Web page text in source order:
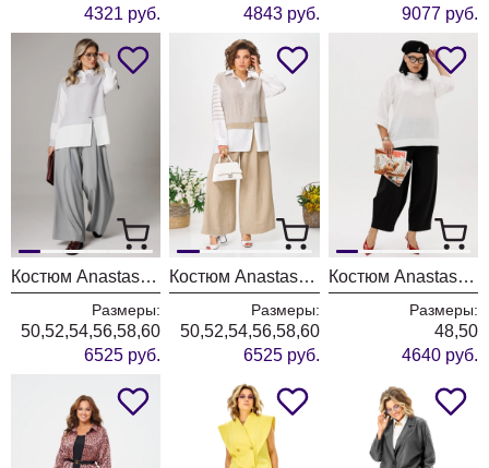
4321 руб.
4843 руб.
9077 руб.
Костюм Anastasia 1242-1 французский серый
Размеры:
50,52,54,56,58,60
6525 руб.
Костюм Anastasia 1242-1 молочно-бежевый
Размеры:
50,52,54,56,58,60
6525 руб.
Костюм Anastasia 1300 черный+молочный
Размеры:
48,50
4640 руб.